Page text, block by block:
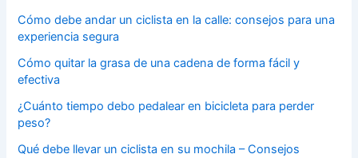
Cómo debe andar un ciclista en la calle: consejos para una
experiencia segura
Cómo quitar la grasa de una cadena de forma fácil y
efectiva
¿Cuánto tiempo debo pedalear en bicicleta para perder
peso?
Qué debe llevar un ciclista en su mochila – Consejos